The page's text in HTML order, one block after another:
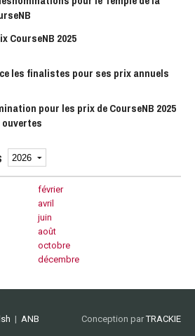
CourseNB 2025
les finalistes pour ses prix annuels
pour les prix de CourseNB 2025
février
avril
juin
août
octobre
décembre
| ANB Conception parTRACKIE